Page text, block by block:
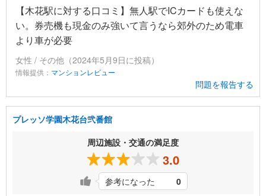
【木花駅に対する口コミ】無人駅でICカードも使えな
い。券売機も現金のみ強いて言うなら郊外のため電車
より車が必要
女性 / その他（2024年5月9日に投稿）
情報提供： マンションレビュー
問題を報告する
プレッソ学園木花台弐番館
周辺施設・交通の満足度
3.0
参考になった 0